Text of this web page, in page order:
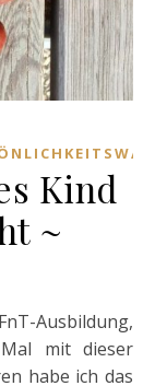
Kind
~
mit dieser
habe ich das